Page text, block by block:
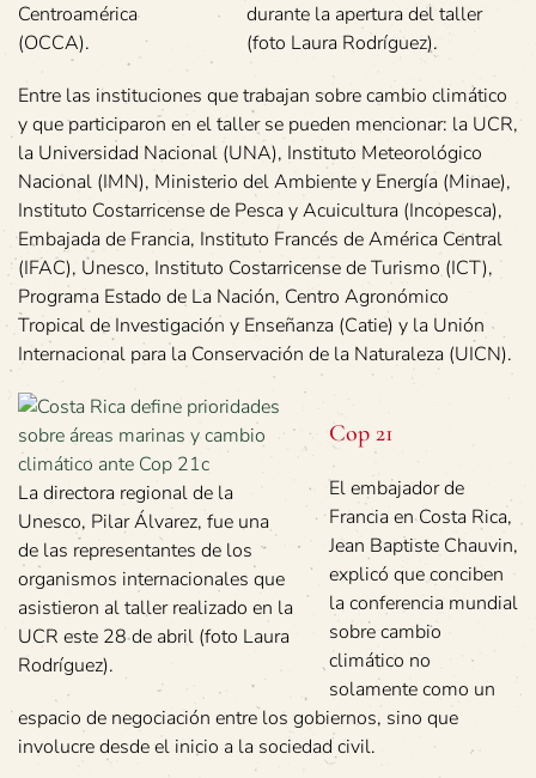
durante la apertura del taller
(foto Laura Rodríguez).
Centroamérica
(OCCA).
Entre las instituciones que trabajan sobre cambio climático
y que participaron en el taller se pueden mencionar: la UCR,
la Universidad Nacional (UNA), Instituto Meteorológico
Nacional (IMN), Ministerio del Ambiente y Energía (Minae),
Instituto Costarricense de Pesca y Acuicultura (Incopesca),
Embajada de Francia, Instituto Francés de América Central
(IFAC), Unesco, Instituto Costarricense de Turismo (ICT),
Programa Estado de La Nación, Centro Agronómico
Tropical de Investigación y Enseñanza (Catie) y la Unión
Internacional para la Conservación de la Naturaleza (UICN).
La directora regional de la
Unesco, Pilar Álvarez, fue una
de las representantes de los
organismos internacionales que
asistieron al taller realizado en la
UCR este 28 de abril (foto Laura
Rodríguez).
Cop 21
El embajador de
Francia en Costa Rica,
Jean Baptiste Chauvin,
explicó que conciben
la conferencia mundial
sobre cambio
climático no
solamente como un
espacio de negociación entre los gobiernos, sino que
involucre desde el inicio a la sociedad civil.